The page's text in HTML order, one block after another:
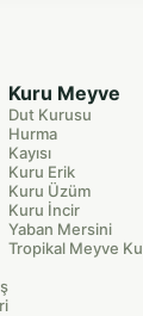
Kuru Meyve
Dut Kurusu
Hurma
Kayısı
Kuru Erik
Kuru Üzüm
Kuru İncir
Yaban Mersini
Tropikal Meyve